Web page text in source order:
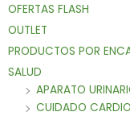
OFERTAS FLASH
OUTLET
PRODUCTOS POR
SALUD
APARATO
CUIDADO